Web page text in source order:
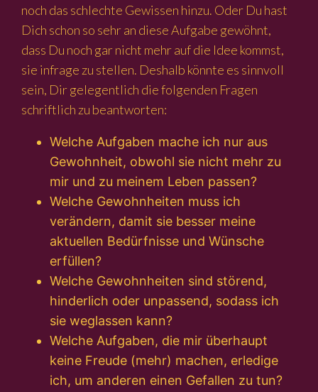
noch das schlechte Gewissen hinzu. Oder Du hast
Dich schon so sehr an diese Aufgabe gewöhnt,
dass Du noch gar nicht mehr auf die Idee kommst,
sie infrage zu stellen. Deshalb könnte es sinnvoll
sein, Dir gelegentlich die folgenden Fragen
schriftlich zu beantworten:
Welche Aufgaben mache ich nur aus
Gewohnheit, obwohl sie nicht mehr zu
mir und zu meinem Leben passen?
Welche Gewohnheiten muss ich
verändern, damit sie besser meine
aktuellen Bedürfnisse und Wünsche
erfüllen?
Welche Gewohnheiten sind störend,
hinderlich oder unpassend, sodass ich
sie weglassen kann?
Welche Aufgaben, die mir überhaupt
keine Freude (mehr) machen, erledige
ich, um anderen einen Gefallen zu tun?